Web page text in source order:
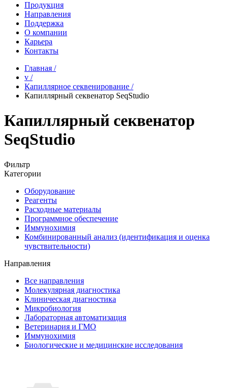
Продукция
Направления
Поддержка
О компании
Карьера
Контакты
Главная /
v /
Капиллярное секвенирование /
Капиллярный секвенатор SeqStudio
Капиллярный секвенатор
SeqStudio
Фильтр
Категории
Оборудование
Реагенты
Расходные материалы
Программное обеспечение
Иммунохимия
Комбинированный анализ (идентификация и оценка
чувствительности)
Направления
Все направления
Молекулярная диагностика
Клиническая диагностика
Микробиология
Лабораторная автоматизация
Ветеринария и ГМО
Иммунохимия
Биологические и медицинские исследования